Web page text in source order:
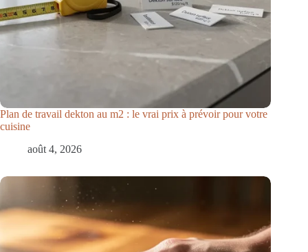
Plan de travail dekton au m2 : le vrai prix à prévoir pour votre
cuisine
août 4, 2026